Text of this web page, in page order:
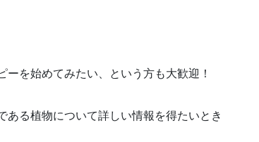
を始めてみたい、という方も大歓迎！
ある植物について詳しい情報を得たいとき